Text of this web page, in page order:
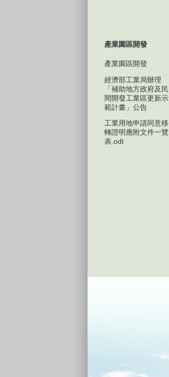
產業園區開發
產業園區開發
經濟部工業局辦理
「補助地方政府及民
間開發工業區更新示
範計畫」公告
工業用地申請同意移
轉證明應附文件一覽
表.odt